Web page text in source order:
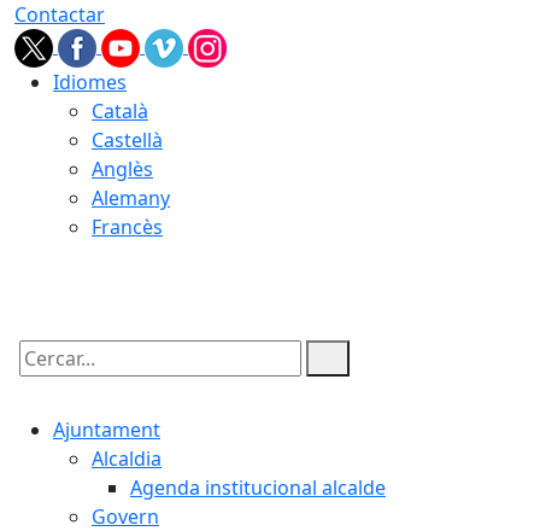
Contactar
Idiomes
Català
Castellà
Anglès
Alemany
Francès
Cercar:
Ajuntament
Alcaldia
Agenda institucional alcalde
Govern